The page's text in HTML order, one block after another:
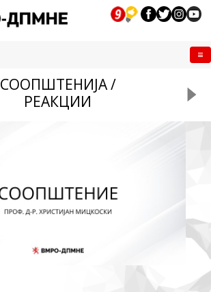
СООПШТЕНИЈА /
РЕАКЦИИ